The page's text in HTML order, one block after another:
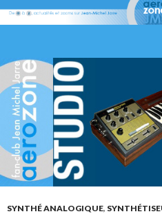
AU
CONTENU
SYNTHÉ ANALOGIQUE,